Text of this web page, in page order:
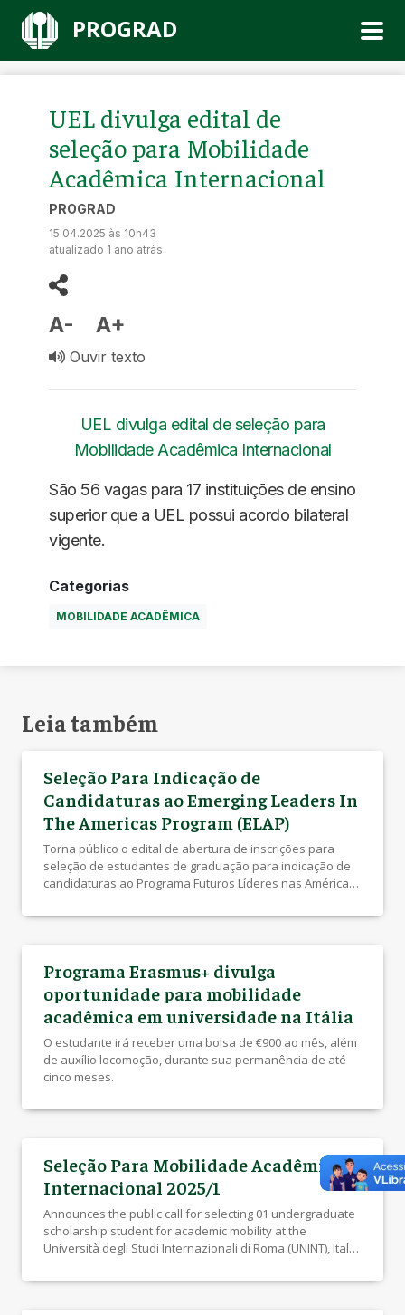
PROGRAD
UEL divulga edital de
seleção para Mobilidade
Acadêmica Internacional
PROGRAD
15.04.2025 às 10h43
atualizado 1 ano atrás
A- A+
Ouvir texto
UEL divulga edital de seleção para
Mobilidade Acadêmica Internacional
São 56 vagas para 17 instituições de ensino
superior que a UEL possui acordo bilateral
vigente.
Categorias
MOBILIDADE ACADÊMICA
Leia também
Seleção Para Indicação de
Candidaturas ao Emerging Leaders In
The Americas Program (ELAP)
Torna público o edital de abertura de inscrições para
seleção de estudantes de graduação para indicação de
candidaturas ao Programa Futuros Líderes nas Américas
mobilidade acadêmica em universidades canadenses
Moncton) […]
Programa Erasmus+ divulga
oportunidade para mobilidade
acadêmica em universidade na Itália
O estudante irá receber uma bolsa de €900 ao mês, além
de auxílio locomoção, durante sua permanência de até
cinco meses.
Seleção Para Mobilidade Acadêmica
Internacional 2025/1
Announces the public call for selecting 01 undergraduate
scholarship student for academic mobility at the
Università degli Studi Internazionali di Roma (UNINT), Italy,
08/06/2025 Mais informações (Edital Ari/Prograd/Erasmus